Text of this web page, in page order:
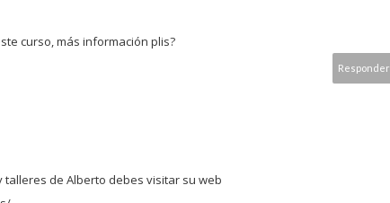
curso, más información plis?
Responder
talleres de Alberto debes visitar su web